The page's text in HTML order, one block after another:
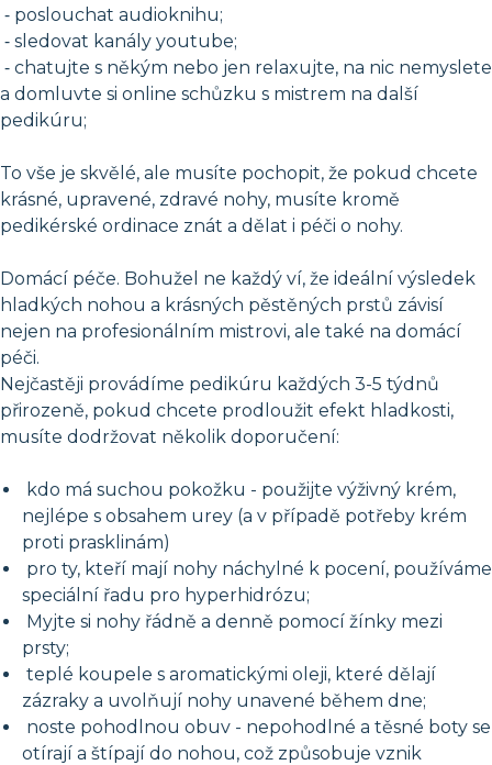
⁃ poslouchat audioknihu;
⁃ sledovat kanály youtube;
⁃ chatujte s někým nebo jen relaxujte, na nic nemyslete
a domluvte si online schůzku s mistrem na další
pedikúru;
To vše je skvělé, ale musíte pochopit, že pokud chcete
krásné, upravené, zdravé nohy, musíte kromě
pedikérské ordinace znát a dělat i péči o nohy.
Domácí péče. Bohužel ne každý ví, že ideální výsledek
hladkých nohou a krásných pěstěných prstů závisí
nejen na profesionálním mistrovi, ale také na domácí
péči.
Nejčastěji provádíme pedikúru každých 3-5 týdnů
přirozeně, pokud chcete prodloužit efekt hladkosti,
musíte dodržovat několik doporučení:
kdo má suchou pokožku - použijte výživný krém,
nejlépe s obsahem urey (a v případě potřeby krém
proti prasklinám)
pro ty, kteří mají nohy náchylné k pocení, používáme
speciální řadu pro hyperhidrózu;
Myjte si nohy řádně a denně pomocí žínky mezi
prsty;
teplé koupele s aromatickými oleji, které dělají
zázraky a uvolňují nohy unavené během dne;
noste pohodlnou obuv - nepohodlné a těsné boty se
otírají a štípají do nohou, což způsobuje vznik